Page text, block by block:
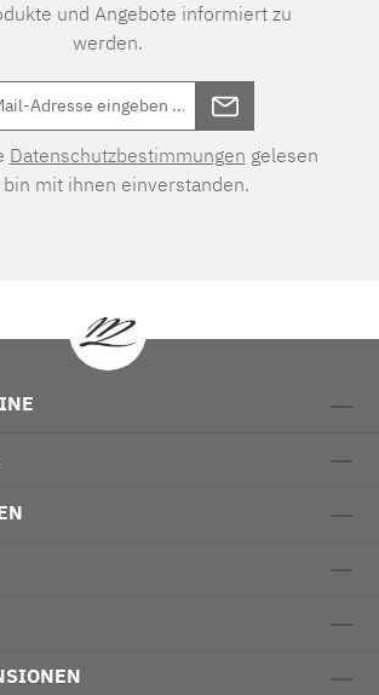
und Angebote informiert zu
werden.
Datenschutzbestimmungen gelesen
bin mit ihnen einverstanden.